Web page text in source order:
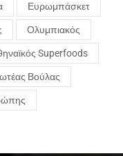
Ευρωμπάσκετ
Ολυμπιακός
Superfoods
Βούλας